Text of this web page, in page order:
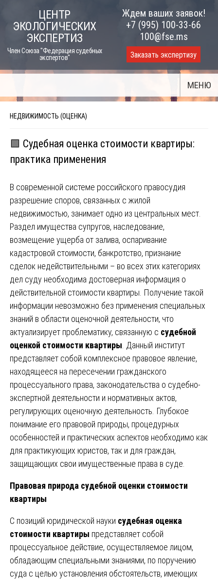
content
ЦЕНТР
ЭКОЛОГИЧЕСКИХ
ЭКСПЕРТИЗ
Член Союза "Федерация судебных
экспертов"
Ждем ваших заявок!
+7 (995) 100-33-66
100@fse.ms
Заказать экспертизу
МЕНЮ
НЕДВИЖИМОСТЬ (ОЦЕНКА)
🟩 Судебная оценка стоимости квартиры:
практика применения
В современной системе российского правосудия
разрешение споров, связанных с жилой
недвижимостью, занимает одно из центральных мест.
Раздел имущества супругов, наследование,
возмещение ущерба от залива, оспаривание
кадастровой стоимости, банкротство, признание
сделок недействительными – во всех этих категориях
дел суду необходима достоверная информация о
действительной стоимости квартиры. Получение такой
информации невозможно без применения специальных
знаний в области оценочной деятельности, что
актуализирует проблематику, связанную с судебной
оценкой стоимости квартиры . Данный институт
представляет собой комплексное правовое явление,
находящееся на пересечении гражданского
процессуального права, законодательства о судебно-
экспертной деятельности и нормативных актов,
регулирующих оценочную деятельность. Глубокое
понимание его правовой природы, процедурных
особенностей и практических аспектов необходимо как
для практикующих юристов, так и для граждан,
защищающих свои имущественные права в суде.
Правовая природа судебной оценки стоимости
квартиры
С позиций юридической науки судебная оценка
стоимости квартиры представляет собой
процессуальное действие, осуществляемое лицом,
обладающим специальными знаниями, по поручению
суда с целью установления обстоятельств, имеющих